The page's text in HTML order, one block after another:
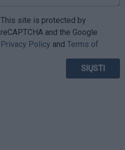
This site is protected by
reCAPTCHA and the Google
Privacy Policy and Terms of